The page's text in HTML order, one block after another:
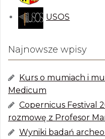
USOS
Najnowsze wpisy
Kurs o mumiach i
Medicum
Copernicus Festival
rozmowę z Profesor
Wyniki badań